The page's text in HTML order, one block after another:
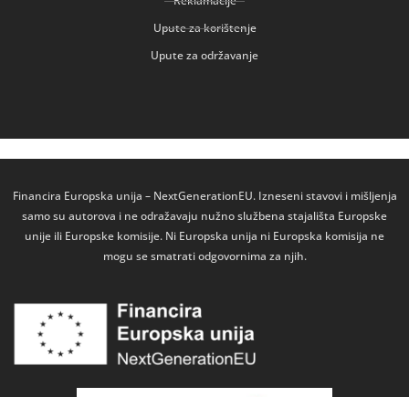
Upute za korištenje
Upute za održavanje
Financira Europska unija – NextGenerationEU. Izneseni stavovi i mišljenja
samo su autorova i ne odražavaju nužno službena stajališta Europske
unije ili Europske komisije. Ni Europska unija ni Europska komisija ne
mogu se smatrati odgovornima za njih.